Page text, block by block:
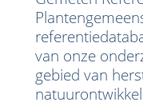
van onze
gebied van